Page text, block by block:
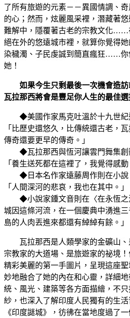
了所有旅遊的元素－－異國情調、
的心；然而，炫麗風采裡，潛藏著
難解中，隱覆著古老的宗教文化……
絕在外的悠遠城市裡，就算你覺得
染穢濁、子民虔誠到簡直瘋狂……你
她！
如果今生只剩最後一次機會造訪
瓦拉那西將會是豐足你人生的最佳選
◆美國作家馬克吐溫於十九世紀
「比歷史還悠久，比傳統還古老，
傳奇還要更早的傳奇。」
◆瓦拉那西與恆河讓雲門舞集創
「養生送死都在這裡了，我覺得感動
◆日本名作家遠藤周作則在小說
「人間深河的悲哀，我也在其中。」
◆小說家鍾文音則在〈在永恆之
城因這條河流，在一個慶典中湧進
島的人肉丟進來都還有綽綽有餘。」
瓦拉那西是人類學家的金礦山、
宗教家的大道場、是旅遊家的祕境
精彩美麗的第一手圖片，呈現這座
妙地融合了她的內在和心靈，詳細
統、風光、建築等各方面描繪，不
紗，也深入了解印度人民獨有的生
《印度謎城》，彷彿在當地度過了